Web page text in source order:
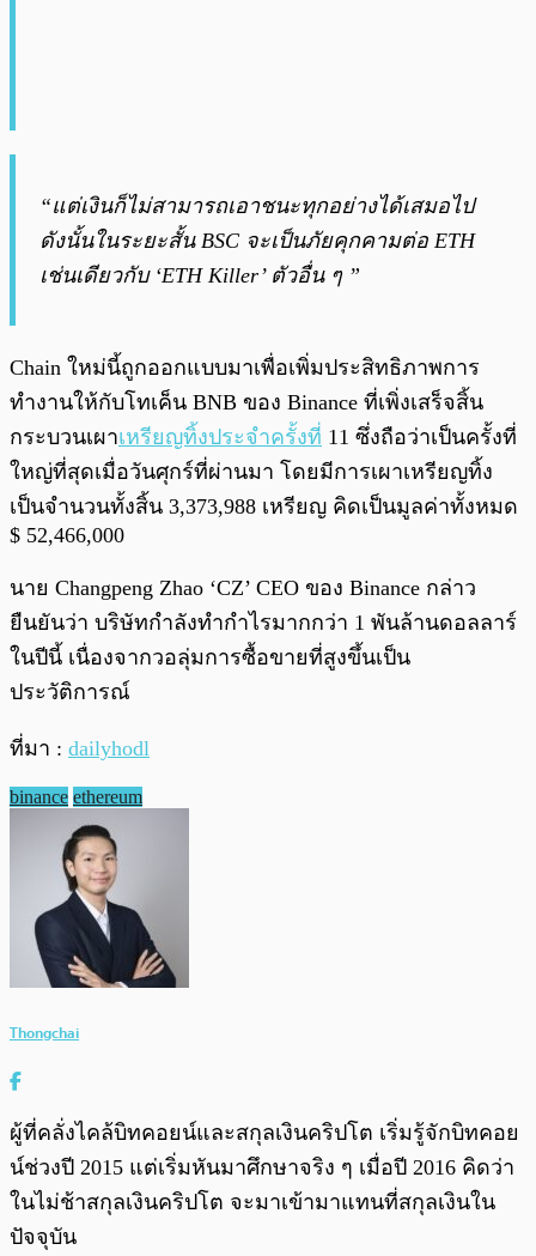
“แต่เงินก็ไม่สามารถเอาชนะทุกอย่างได้เสมอไป
ดังนั้นในระยะสั้น BSC จะเป็นภัยคุกคามต่อ ETH
เช่นเดียวกับ ‘ETH Killer’ ตัวอื่น ๆ ”
Chain ใหม่นี้ถูกออกแบบมาเพื่อเพิ่มประสิทธิภาพการ
ทำงานให้กับโทเค็น BNB ของ Binance ที่เพิ่งเสร็จสิ้น
กระบวนเผาเหรียญทิ้งประจำครั้งที่ 11 ซึ่งถือว่าเป็นครั้งที่
ใหญ่ที่สุดเมื่อวันศุกร์ที่ผ่านมา โดยมีการเผาเหรียญทิ้ง
เป็นจำนวนทั้งสิ้น 3,373,988 เหรียญ คิดเป็นมูลค่าทั้งหมด
$ 52,466,000
นาย Changpeng Zhao ‘CZ’ CEO ของ Binance กล่าว
ยืนยันว่า บริษัทกำลังทำกำไรมากกว่า 1 พันล้านดอลลาร์
ในปีนี้ เนื่องจากวอลุ่มการซื้อขายที่สูงขึ้นเป็น
ประวัติการณ์
ที่มา : dailyhodl
binance ethereum
Thongchai
ผู้ที่คลั่งไคล้บิทคอยน์และสกุลเงินคริปโต เริ่มรู้จักบิทคอย
น์ช่วงปี 2015 แต่เริ่มหันมาศึกษาจริง ๆ เมื่อปี 2016 คิดว่า
ในไม่ช้าสกุลเงินคริปโต จะมาเข้ามาแทนที่สกุลเงินใน
ปัจจุบัน